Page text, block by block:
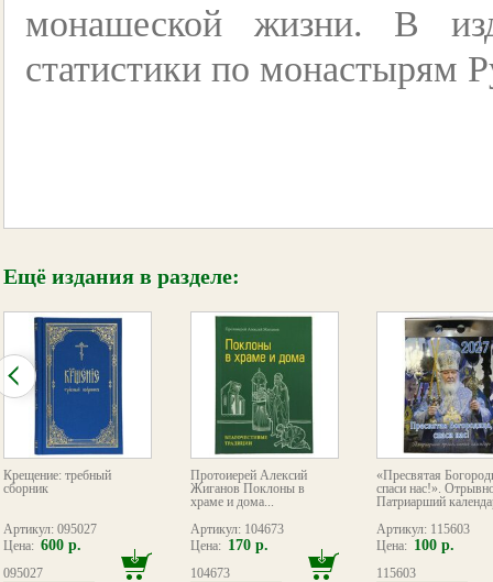
монашеской жизни. В
статистики по монастырям
Ещё издания в разделе:
Крещение: требный
сборник
Артикул: 095027
Цена: 600 р.
095027
Протоиерей Алексий
Жиганов Поклоны в
храме и дома...
Артикул: 104673
Цена: 170 р.
104673
«Пресвятая
спаси нас!».
Патриарший
Артикул: 115603
Цена: 100 р.
115603